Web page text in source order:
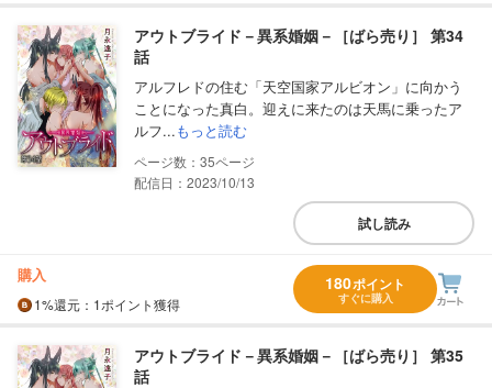
アウトブライド－異系婚姻－［ばら売り］ 第34
話
アルフレドの住む「天空国家アルビオン」に向かう
ことになった真白。迎えに来たのは天馬に乗ったア
ルフ...もっと読む
35
配信日：2023/10/13
試し読み
購入
1%還元 ：1ポイント獲得
180ポイント
すぐに購入
アウトブライド－異系婚姻－［ばら売り］ 第35
話